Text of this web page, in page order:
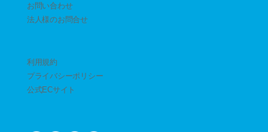
利用規約
プライバシーポリシー
公式ECサイト
お問い合わせ
​法人様のお問合せ